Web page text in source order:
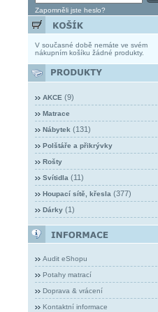
Zapomněli jste heslo?
V současné době nemáte ve svém
nákupním košíku žádné produkty.
AKCE (9)
Matrace
Nábytek (131)
Polštáře a přikrývky
Rošty
Svítidla (11)
Houpací sítě, křesla (377)
Dárky(1)
Audit eShopu
Potahy matrací
Doprava & vrácení
Kontaktní informace